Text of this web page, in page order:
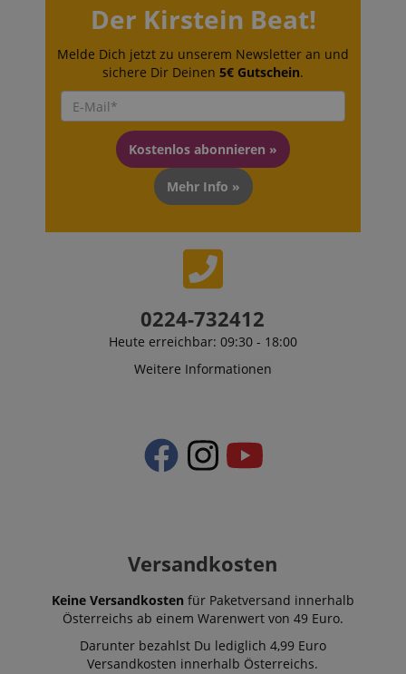
Der Kirstein Beat!
Melde Dich jetzt zu unserem Newsletter an und
sichere Dir Deinen 5€ Gutschein.
Kostenlos abonnieren »
Mehr Info »
0224-732412
Heute erreichbar: 09:30 - 18:00
Weitere Informationen
Versandkosten
Keine Versandkosten für Paketversand innerhalb
Österreichs ab einem Warenwert von 49 Euro.
Darunter bezahlst Du lediglich 4,99 Euro
Versandkosten innerhalb Österreichs.